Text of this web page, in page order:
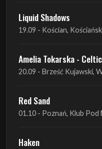
Liquid Shadows
19.09 - Kościan,
Amelia Tokarska -
20.09 - Brześć Kujawski,
Red Sand
01.10 - Poznań, Klub Pod
Haken